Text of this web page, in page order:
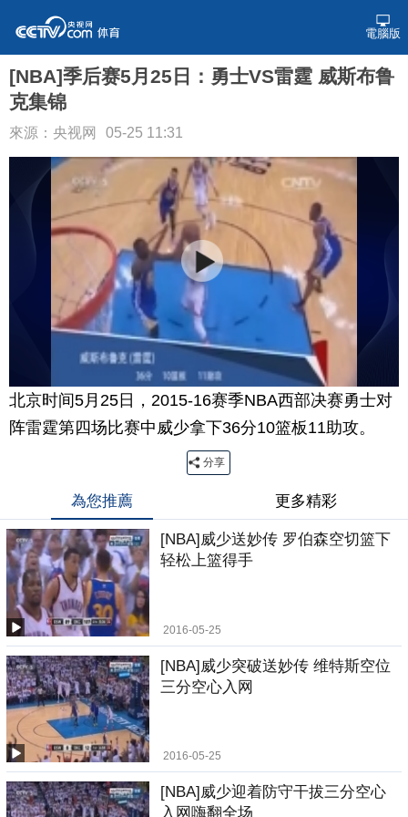
電腦版
[NBA]季后赛5月25日：勇士VS雷霆 威斯布鲁
克集锦
來源：央视网 05-25 11:31
北京时间5月25日，2015-16赛季NBA西部决赛勇士对
阵雷霆第四场比赛中威少拿下36分10篮板11助攻。
分享
為您推薦 更多精彩
[NBA]威少送妙传 罗伯森空切篮下
轻松上篮得手
2016-05-25
[NBA]威少突破送妙传 维特斯空位
三分空心入网
2016-05-25
[NBA]威少迎着防守干拔三分空心
入网嗨翻全场